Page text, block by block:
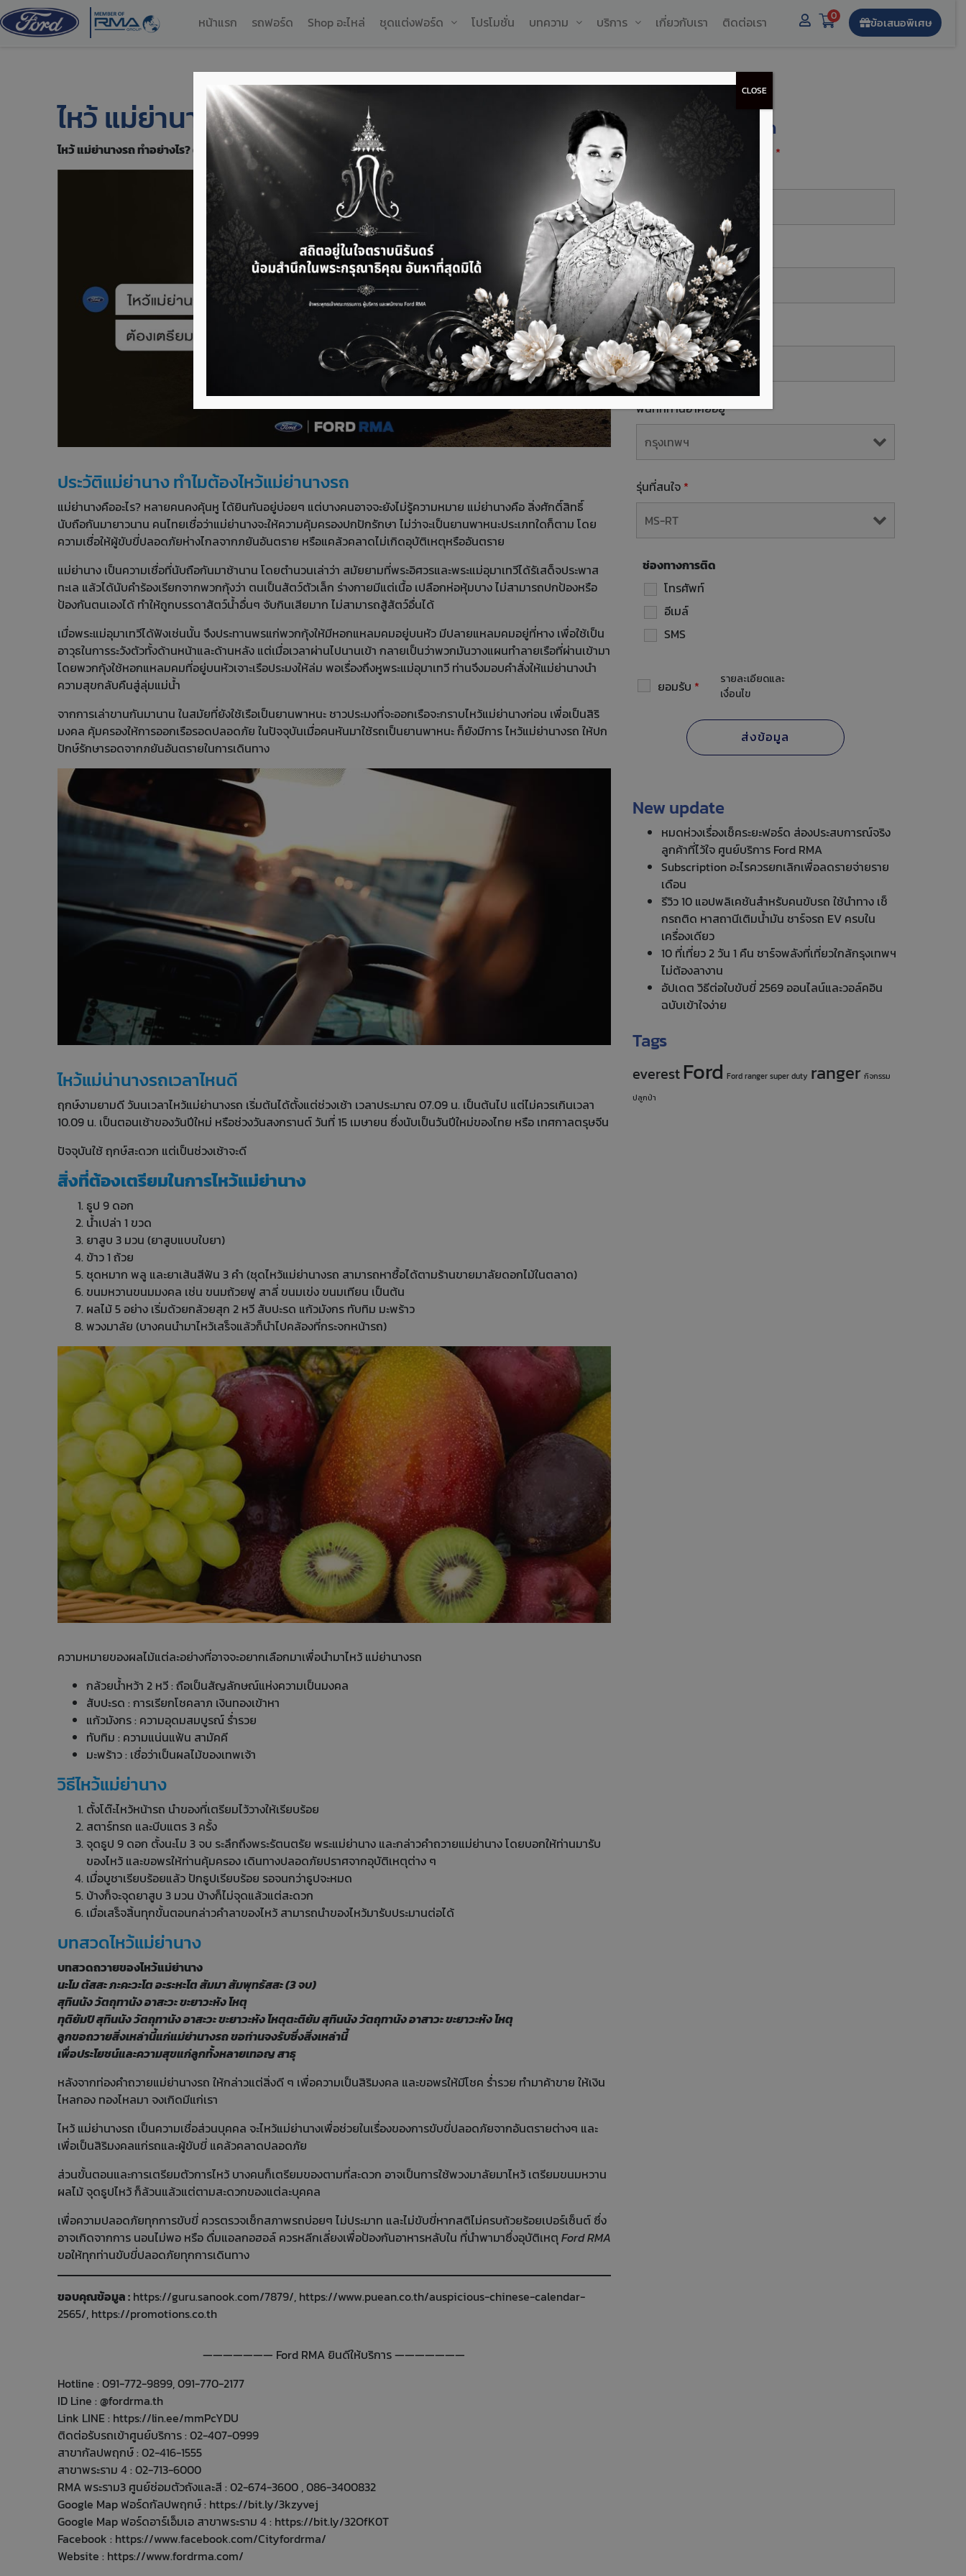
หน้าแรก รถฟอร์ด Shop อะไหล่ ชุดแต่งฟอร์ด โปรโมชั่น บทความ บริการ เกี่ยวกับเรา ติดต่อเรา 0 ข้อเสนอพิเศษ
ไหว้ แม่ย่านางรถ ทำอย่างไร? ต้องเตรียมอะไรบ้า
ไหว้ แม่ย่านางรถ ทำอย่างไร? ต้องเตรียมอะไรบ้า
ประวัติแม่ย่านาง ทำไมต้องไหว้แม่ย่านางรถ
แม่ย่านางคืออะไร? หลายคนคงคุ้นหู ได้ยินกันอยู่บ่อยๆ แต่บางคนอาจจะยังไม่รู้ความหมาย แม่ย่านางคือ สิ่งศักดิ์สิทธิ์
นับถือกันมายาวนาน คนไทยเชื่อว่าแม่ย่านางจะให้ความคุ้มครองปกปักรักษา ไม่ว่าจะเป็นยานพาหนะประเภทใดก็ตาม โดย
ความเชื่อให้ผู้ขับขี่ปลอดภัยห่างไกลจากภยันอันตราย หรือแคล้วคลาดไม่เกิดอุบัติเหตุหรืออันตราย
แม่ย่านาง เป็นความเชื่อที่นับถือกันมาช้านาน โดยตำนวนเล่าว่า สมัยยามที่พระอิศวรและพระแม่อุมาเทวีได้รัเสด็จประพาส
ทะเล แล้วได้นับคำร้องเรียกจากพวกกุ้งว่า ตนเป็นสัตว์ตัวเล็ก ร่างกายมีแต่เนื้อ เปลือกห่อหุ้มบาง ไม่สามารถปกป้องหรือ
ป้องกันตนเองได้ ทำให้ถูกบรรดาสัตว์น้ำอื่นๆ จับกินเสียมาก ไม่สามารถสู้สัตว์อื่นได้
เมื่อพระแม่อุมาเทวีได้ฟังเช่นนั้น จึงประทานพรแก่พวกกุ้งให้มีหอกแหลมคมอยู่บนหัว มีปลายแหลมคมอยู่ที่หาง เพื่อใช้เป็น
อาวุธในการระวังตัวทั้งด้านหน้าและด้านหลัง แต่เมื่อเวลาผ่านไปนานเข้า กลายเป็นว่าพวกมันวางแผนทำลายเรือที่ผ่านเข้ามา
โดยพวกกุ้งใช้หอกแหลมคมที่อยู่บนหัวเจาะเรือประมงให้ล่ม พอเรื่องถึงหูพระแม่อุมาเทวี ท่านจึงมอบคำสั่งให้แม่ย่านางนำ
ความสุขกลับคืนสู่ลุ่มแม่น้ำ
จากการเล่าขานกันมานาน ในสมัยที่ยังใช้เรือเป็นยานพาหนะ ชาวประมงที่จะออกเรือจะกราบไหว้แม่ย่านางก่อน เพื่อเป็นสิริ
มงคล คุ้มครองให้การออกเรือรอดปลอดภัย ในปัจจุบันเมื่อคนหันมาใช้รถเป็นยานพาหนะ ก็ยังมีการ ไหว้แม่ย่านางรถ ให้ปก
ปักษ์รักษารอดจากภยันอันตรายในการเดินทาง
ไหว้แม่น่านางรถเวลาไหนดี
ฤกษ์งามยามดี วันนเวลาไหว้แม่ย่านางรถ เริ่มต้นได้ตั้งแต่ช่วงเช้า เวลาประมาณ 07.09 น. เป็นต้นไป แต่ไม่ควรเกินเวลา
10.09 น. เป็นตอนเช้าของวันปีใหม่ หรือช่วงวันสงกรานต์ วันที่ 15 เมษายน ซึ่งนับเป็นวันปีใหม่ของไทย หรือ เทศกาลตรุษจีน
ปัจจุบันใช้ ฤกษ์สะดวก แต่เป็นช่วงเช้าจะดี
สิ่งที่ต้องเตรียมในการไหว้แม่ย่านาง
ธูป 9 ดอก
น้ำเปล่า 1 ขวด
ยาสูบ 3 มวน (ยาสูบแบบใบยา)
ข้าว 1 ถ้วย
ชุดหมาก พลู และยาเส้นสีฟัน 3 คำ (ชุดไหว้แม่ย่านางรถ สามารถหาซื้อได้ตามร้านขายมาลัยดอกไม้ในตลาด)
ขนมหวานขนมมงคล เช่น ขนมถ้วยฟู สาลี่ ขนมเข่ง ขนมเทียน เป็นต้น
ผลไม้ 5 อย่าง เริ่มด้วยกล้วยสุก 2 หวี สับปะรด แก้วมังกร ทับทิม มะพร้าว
พวงมาลัย (บางคนนำมาไหว้เสร็จแล้วก็นำไปคล้องที่กระจกหน้ารถ)
ความหมายของผลไม้แต่ละอย่างที่อาจจะอยากเลือกมาเพื่อนำมาไหว้ แม่ย่านางรถ
กล้วยน้ำหว้า 2 หวี : ถือเป็นสัญลักษณ์แห่งความเป็นมงคล
สับปะรด : การเรียกโชคลาภ เงินทองเข้าหา
แก้วมังกร : ความอุดมสมบูรณ์ ร่ำรวย
ทับทิม : ความแน่นแฟ้น สามัคคี
มะพร้าว : เชื่อว่าเป็นผลไม้ของเทพเจ้า
วิธีไหว้แม่ย่านาง
ตั้งโต๊ะไหว้หน้ารถ นำของที่เตรียมไว้วางให้เรียบร้อย
สตาร์ทรถ และบีบแตร 3 ครั้ง
จุดธูป 9 ดอก ตั้งนะโม 3 จบ ระลึกถึงพระรัตนตรัย พระแม่ย่านาง และกล่าวคำถวายแม่ย่านาง โดยบอกให้ท่านมารับ
ของไหว้ และขอพรให้ท่านคุ้มครอง เดินทางปลอดภัยปราศจากอุบัติเหตุต่าง ๆ
เมื่อบูชาเรียบร้อยแล้ว ปักธูปเรียบร้อย รอจนกว่าธูปจะหมด
บ้างก็จะจุดยาสูบ 3 มวน บ้างก็ไม่จุดแล้วแต่สะดวก
เมื่อเสร็จสิ้นทุกขั้นตอนกล่าวคำลาของไหว้ สามารถนำของไหว้มารับประมานต่อได้
บทสวดไหว้แม่ย่านาง
บทสวดถวายของไหว้แม่ย่านาง
นะโม ตัสสะ ภะคะวะโต อะระหะโต สัมมา สัมพุทธัสสะ (3 จบ)
สุทินนัง วัตถุทานัง อาสะวะ ขะยาวะหัง โหตุ
ทุติยัมปิ สุทินนัง วัตถุทานัง อาสะวะ ขะยาวะหัง โหตุตะติยัม สุทินนัง วัตถุทานัง อาสาวะ ขะยาวะหัง โหตุ
ลูกขอถวายสิ่งเหล่านี้แก่แม่ย่านางรถ ขอท่านจงรับซึ่งสิ่งเหล่านี้
เพื่อประโยชน์และความสุขแก่ลูกทั้งหลายเทอญ สาธุ
หลังจากท่องคำถวายแม่ย่านางรถ ให้กล่าวแต่สิ่งดี ๆ เพื่อความเป็นสิริมงคล และขอพรให้มีโชค ร่ำรวย ทำมาค้าขาย ให้เงิน
ไหลกอง ทองไหลมา จงเกิดมีแก่เรา
ไหว้ แม่ย่านางรถ เป็นความเชื่อส่วนบุคคล จะไหว้แม่ย่านางเพื่อช่วยในเรื่องของการขับขี่ปลอดภัยจากอันตรายต่างๆ และ
เพื่อเป็นสิริมงคลแก่รถและผู้ขับขี่ แคล้วคลาดปลอดภัย
ส่วนขั้นตอนและการเตรียมตัวการไหว้ บางคนก็เตรียมของตามที่สะดวก อาจเป็นการใช้พวงมาลัยมาไหว้ เตรียมขนมหวาน
ผลไม้ จุดธูปไหว้ ก็ล้วนแล้วแต่ตามสะดวกของแต่ละบุคคล
เพื่อความปลอดภัยทุกการขับขี่ ควรตรวจเช็กสภาพรถบ่อยๆ ไม่ประมาท และไม่ขับขี่หากสติไม่ครบถ้วยร้อยเปอร์เซ็นต์ ซึ่ง
อาจเกิดจากการ นอนไม่พอ หรือ ดื่มแอลกอฮอล์ ควรหลีกเลี่ยงเพื่อป้องกันอาหารหลับใน ที่นำพามาซึ่งอุบัติเหตุ Ford RMA
ขอให้ทุกท่านขับขี่ปลอดภัยทุกการเดินทาง
ขอบคุณข้อมูล : https://guru.sanook.com/7879/, https://www.puean.co.th/auspicious-chinese-calendar-
2565/, https://promotions.co.th
——————— Ford RMA ยินดีให้บริการ ———————
Hotline : 091-772-9899, 091-770-2177
ID Line : @fordrma.th
Link LINE : https://lin.ee/mmPcYDU
ติดต่อรับรถเข้าศูนย์บริการ : 02-407-0999
สาขากัลปพฤกษ์ : 02-416-1555
สาขาพระราม 4 : 02-713-6000
RMA พระราม3 ศูนย์ซ่อมตัวถังและสี : 02-674-3600 , 086-3400832
Google Map ฟอร์ดกัลปพฤกษ์ : https://bit.ly/3kzyvej
Google Map ฟอร์ดอาร์เอ็มเอ สาขาพระราม 4 : https://bit.ly/32OfK0T
Facebook : https://www.facebook.com/Cityfordrma/
Website : https://www.fordrma.com/
ลงทะเบียนรับส่วนลด
ต้องกรอกฟิลด์ที่มีเครื่องหมาย *
เบอร์โทร*
Email
พื้นที่ที่ท่านอาศัยอยู่*
รุ่นที่สนใจ *
ช่องทางการติด
โทรศัพท์
อีเมล์
SMS
ยอมรับ *
รายละเอียดและ
เงื่อนไข
New update
หมดห่วงเรื่องเช็คระยะฟอร์ด ส่องประสบการณ์จริง
ลูกค้าที่ไว้ใจ ศูนย์บริการ Ford RMA
Subscription อะไรควรยกเลิกเพื่อลดรายจ่ายราย
เดือน
รีวิว 10 แอปพลิเคชันสำหรับคนขับรถ ใช้นำทาง เช็
กรถติด หาสถานีเติมน้ำมัน ชาร์จรถ EV ครบใน
เครื่องเดียว
10 ที่เที่ยว 2 วัน 1 คืน ชาร์จพลังที่เที่ยวใกล้กรุงเทพฯ
ไม่ต้องลางาน
อัปเดต วิธีต่อใบขับขี่ 2569 ออนไลน์และวอล์คอิน
ฉบับเข้าใจง่าย
Tags
everest Ford Ford ranger super duty ranger กิจกรรม
ปลูกป่า
CLOSE